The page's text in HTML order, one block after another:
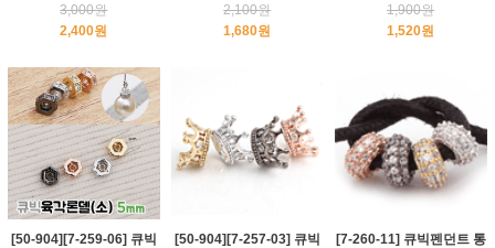
3,000원
2,400원
2,100원
1,680원
1,900원
1,520원
[50-904][7-259-06] 큐빅
[50-904][7-257-03] 큐빅
[7-260-11] 큐빅펜던트 통